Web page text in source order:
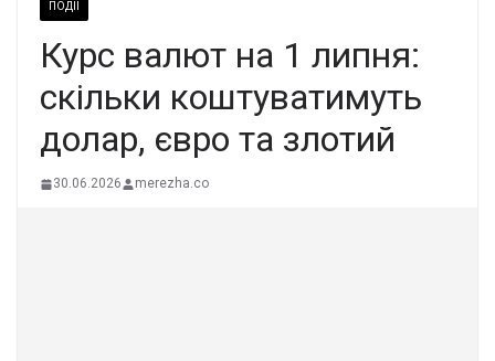
ПОДІЇ
Курс валют на 1 липня:
скільки коштуватимуть
долар, євро та злотий
30.06.2026 merezha.co